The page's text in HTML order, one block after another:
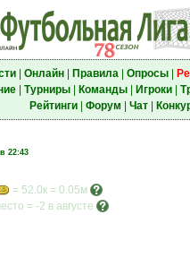
| Онлайн| Правила| Опросы|
| Турниры| Команды| Игроки|
Рейтинги| Форум Чат|
22:43
= 52.0к = 0.05м
= -2 в августе